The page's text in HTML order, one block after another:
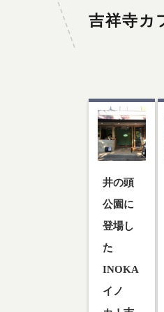
吉祥寺カ
井の頭
公園に
登場し
た
INOKA
イノ